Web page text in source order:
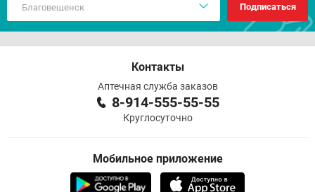
Подписаться
Контакты
Аптечная служба заказов
8-914-555-55-55
Круглосуточно
Мобильное приложение